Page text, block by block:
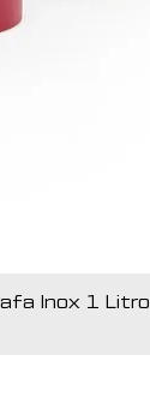
Inox 1 Litro